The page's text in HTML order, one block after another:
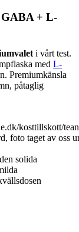
GABA + L-
i vårt test.
med L-
Premiumkänsla
påtaglig
solida